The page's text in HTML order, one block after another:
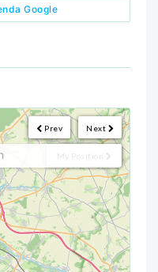
Google
Next
Prev
My Position